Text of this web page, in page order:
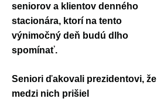
seniorov a klientov denného
stacionára, ktorí na tento
výnimočný deň budú dlho
spomínať.
Seniori ďakovali prezidentovi, že
medzi nich prišiel